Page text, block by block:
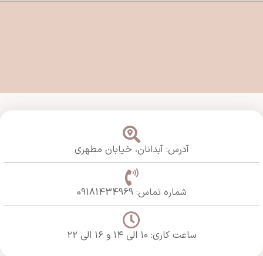
آدرس: آبدانان، خیابان مطهری
شماره تماس: 09181434969
ساعت کاری: ۱۰ الی ۱۴ و ۱۶ الی ۲۲